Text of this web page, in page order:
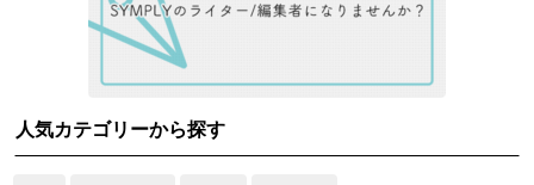
人気カテゴリーから探す